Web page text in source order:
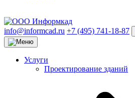
info@informcad.ru +7 (495) 741-18-87
Услуги
Проектирование зданий